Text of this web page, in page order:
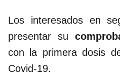
Los interesados en
presentar su
con la primera dosis
Covid-19.